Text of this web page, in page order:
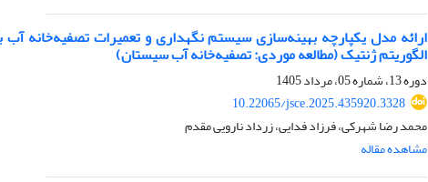
ارائه مدل یکپارچه بهینه‌سازی سیستم نگهداری و تعمیرات تصفیه‌خانه آب
الگوریتم ژنتیک (مطالعه موردی: تصفیه‌خانه آب سیستان)
دوره 13، شماره 05، مرداد 1405
10.22065/jsce.2025.435920.3328
محمد رضا شهرکی، فرزاد فدایی، زرداد نارویی مقدم
مشاهده مقاله